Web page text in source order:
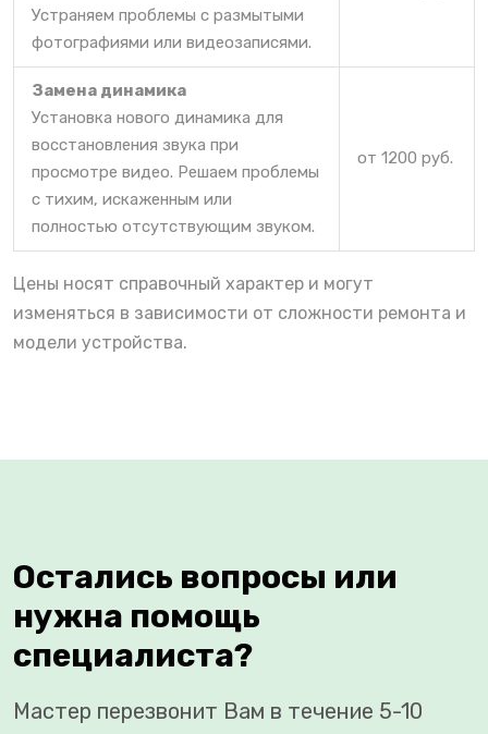
Устраняем проблемы с размытыми
фотографиями или видеозаписями.
Замена динамика
Установка нового динамика для
восстановления звука при
просмотре видео. Решаем проблемы
с тихим, искаженным или
полностью отсутствующим звуком.
от 1200 руб.
Цены носят справочный характер и могут
изменяться в зависимости от сложности ремонта и
модели устройства.
Остались вопросы или
нужна помощь
специалиста?
Мастер перезвонит Вам в течение 5-10